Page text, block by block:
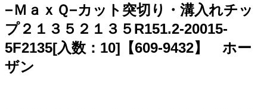
−ＭａｘＱ−カット突切り・溝入れチッ
プ２１３５２１３５R151.2-20015-
5F2135[入数：10]【609-9432】 ホー
ザン